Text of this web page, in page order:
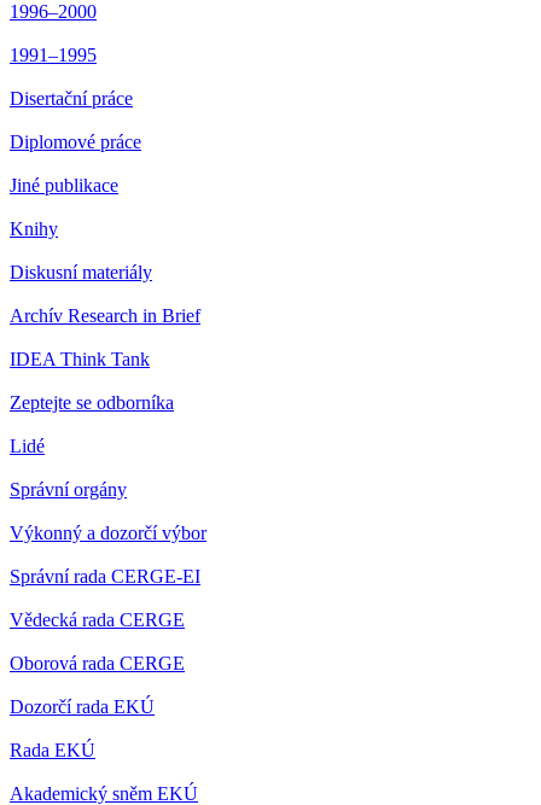
1996–2000
1991–1995
Disertační práce
Diplomové práce
Jiné publikace
Knihy
Diskusní materiály
Archív Research in Brief
IDEA Think Tank
Zeptejte se odborníka
Lidé
Správní orgány
Výkonný a dozorčí výbor
Správní rada CERGE-EI
Vědecká rada CERGE
Oborová rada CERGE
Dozorčí rada EKÚ
Rada EKÚ
Akademický sněm EKÚ